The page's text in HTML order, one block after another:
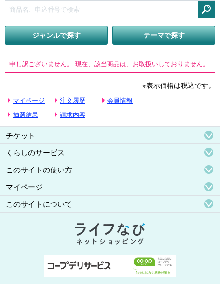
ジャンルで探す
テーマで探す
申し訳ございません。 現在、該当商品は、お取扱いしておりません。
※表示価格は税込です。
マイページ 注文履歴
会員情報
抽選結果
請求内容
チケット
くらしのサービス
このサイトの使い方
マイページ
このサイトについて